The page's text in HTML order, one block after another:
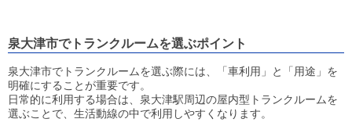
泉大津市でトランクルームを選ぶポイント
泉大津市でトランクルームを選ぶ際には、「車利用」と「用途」を
明確にすることが重要です。
日常的に利用する場合は、泉大津駅周辺の屋内型トランクルームを
選ぶことで、生活動線の中で利用しやすくなります。